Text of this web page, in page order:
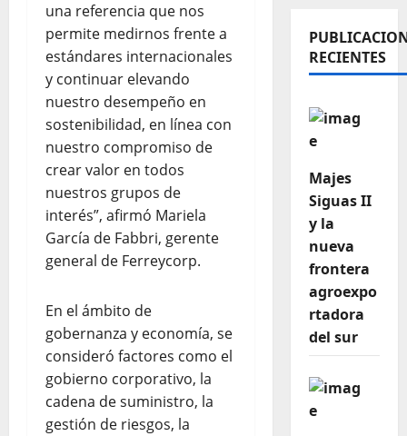
una referencia que nos
permite medirnos frente a
estándares internacionales
y continuar elevando
nuestro desempeño en
sostenibilidad, en línea con
nuestro compromiso de
crear valor en todos
nuestros grupos de
interés”, afirmó Mariela
García de Fabbri, gerente
general de Ferreycorp.
En el ámbito de
gobernanza y economía, se
consideró factores como el
gobierno corporativo, la
cadena de suministro, la
gestión de riesgos, la
RECIENTES
Majes
Siguas II
y la
nueva
frontera
agroexpo
rtadora
del sur